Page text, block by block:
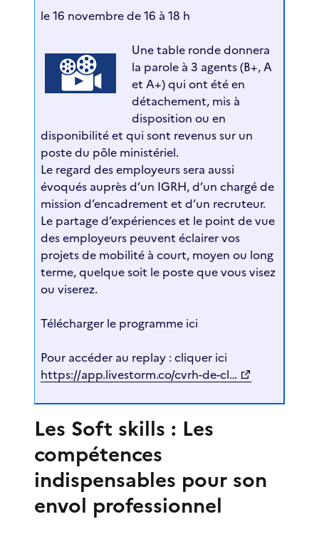
le 16 novembre de 16 à 18 h
Une table ronde donnera
la parole à 3 agents (B+, A
et A+) qui ont été en
détachement, mis à
disposition ou en
disponibilité et qui sont revenus sur un
poste du pôle ministériel.
Le regard des employeurs sera aussi
évoqués auprès d’un IGRH, d’un chargé de
mission d’encadrement et d’un recruteur.
Le partage d’expériences et le point de vue
des employeurs peuvent éclairer vos
projets de mobilité à court, moyen ou long
terme, quelque soit le poste que vous visez
ou viserez.
Télécharger le programme ici
Pour accéder au replay : cliquer ici
https://app.livestorm.co/cvrh-de-cl…
Les Soft skills : Les
compétences
indispensables pour son
envol professionnel